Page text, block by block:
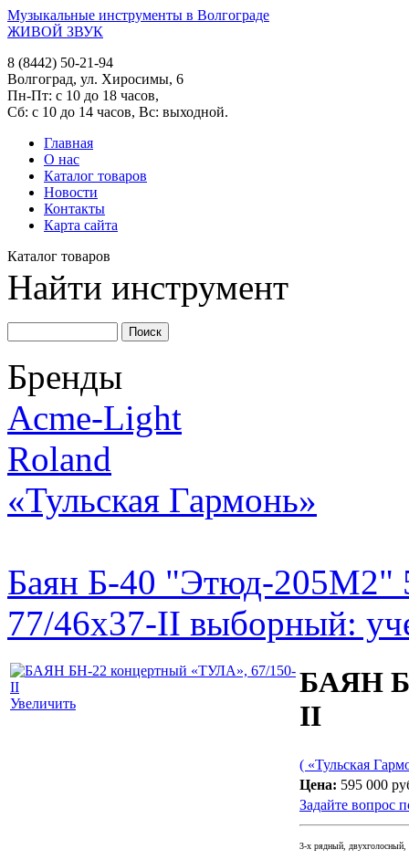
Музыкальные инструменты в Волгограде
ЖИВОЙ ЗВУК
8 (8442) 50-21-94
Волгоград, ул. Хиросимы, 6
Пн-Пт: с 10 до 18 часов,
Сб: с 10 до 14 часов, Вс: выходной.
Главная
О нас
Каталог товаров
Новости
Контакты
Карта сайта
Каталог товаров
Найти инструмент
Бренды
Acme-Light
Roland
«Тульская Гармонь»
Баян Б-40 "Этюд-205М2"
77/46х37-II выборный:
Увеличить
БАЯН
II
( «Тульская
Цена: 595 000
Задайте вопрос
3-х рядный, двухголосный,